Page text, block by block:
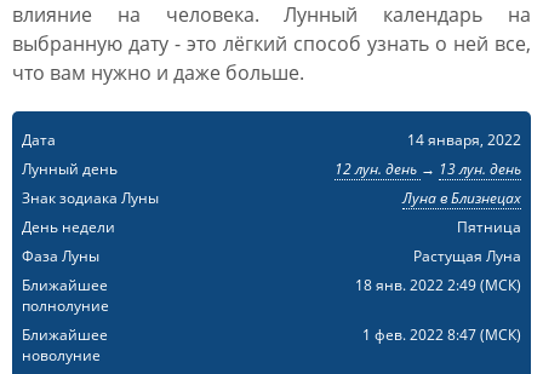
влияние на человека. Лунный календарь на
выбранную дату - это лёгкий способ узнать о ней все,
что вам нужно и даже больше.
Дата
14 января, 2022
Лунный день
12 лун. день → 13 лун. день
Знак зодиака Луны
Луна в Близнецах
День недели
Пятница
Фаза Луны
Растущая Луна
Ближайшее
полнолуние
18 янв. 2022 2:49(МСК)
Ближайшее
новолуние
1 фев. 2022 8:47(МСК)